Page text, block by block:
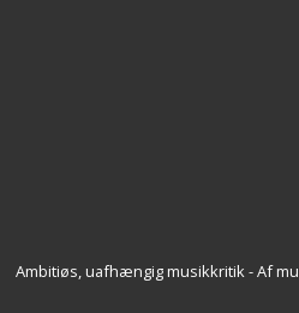
Ambitiøs, uafhængig musikkritik - Af